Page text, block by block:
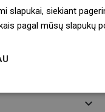

slapukai, siekiant
pagal mūsų slapukų